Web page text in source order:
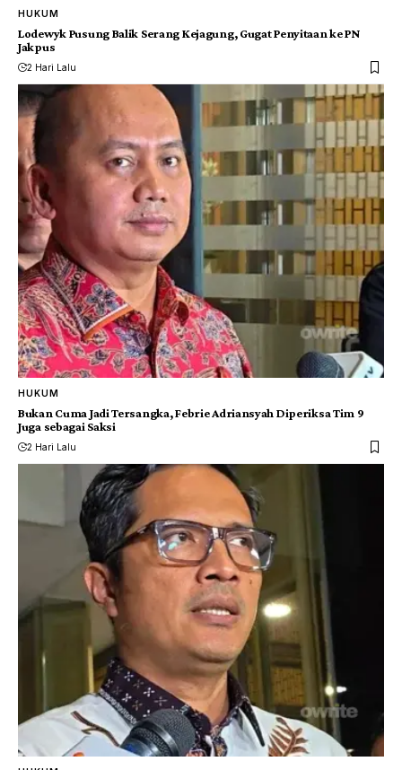
HUKUM
Lodewyk Pusung Balik Serang Kejagung, Gugat Penyitaan ke PN
Jakpus
2 Hari Lalu
HUKUM
Bukan Cuma Jadi Tersangka, Febrie Adriansyah Diperiksa Tim 9
Juga sebagai Saksi
2 Hari Lalu